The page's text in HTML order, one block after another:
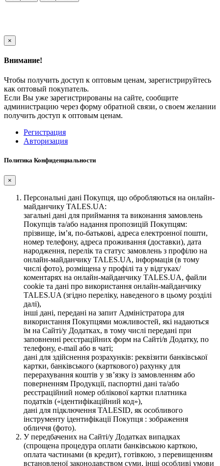
×
Внимание!
Чтобы получить доступ к оптовым ценам, зарегистрируйтесь
как оптовый покупатель.
Если Вы уже зарегистрированы на сайте, сообщите
администрацию через форму обратной связи, о своем желании
получить доступ к оптовым ценам.
Регистрация
Авторизация
Политика Конфиденциальности
×
Персональні дані Покупця, що обробляються на онлайн-
майданчику TALES.UA:
загальні дані для приймання та виконання замовлень
Покупців та/або надання пропозицій Покупцям:
прізвище, ім’я, по-батькові, адреса електронної пошти,
номер телефону, адреса проживання (доставки), дата
народження, перелік та статус замовлень з профілю на
онлайн-майданчику TALES.UA, інформація (в тому
числі фото), розміщена у профілі та у відгуках/
коментарях на онлайн-майданчику TALES.UA, файли
cookie та дані про використання онлайн-майданчику
TALES.UA (згідно переліку, наведеного в цьому розділі
далі),
інші дані, передані на запит Адміністратора для
використання Покупцями можливостей, які надаються
їм на Сайті/у Додатках, в тому числі передані при
заповненні реєстраційних форм на Сайті/в Додатку, по
телефону, e-mail або в чаті;
дані для здійснення розрахунків: реквізити банківської
картки, банківського (карткового) рахунку для
перерахування коштів у зв’язку із замовленням або
поверненням Продукції, паспортні дані та/або
реєстраційний номер облікової картки платника
податків («ідентифікаційний код»),
дані для підключення TALESID, як особливого
інструменту ідентифікації Покупця : зображення
обличчя (фото).
У передбачених на Сайті/у Додатках випадках
(спрощена процедура оплати банківською карткою,
оплата частинами (в кредит), готівкою, з перевищенням
встановленої законодавством суми, інші особливі умови